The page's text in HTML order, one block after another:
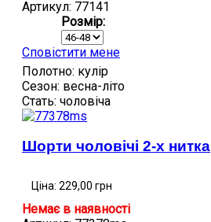
Артикул: 77141
Розмір:
Сповістити мене
Полотно: кулір
Сезон: весна-літо
Стать: чоловіча
Шорти чоловічі 2-х нитка
Ціна: 229,00 грн
Немає в наявності